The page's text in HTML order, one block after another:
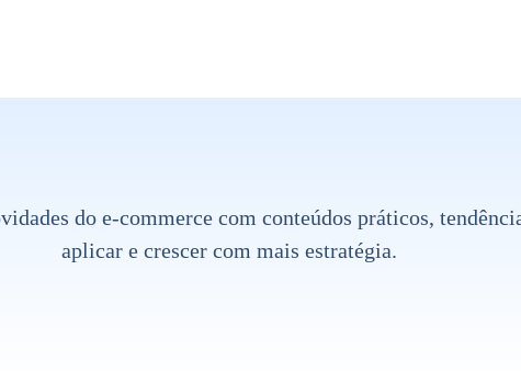
do e-commerce com conteúdos práticos,
aplicar e crescer com mais estratégia.